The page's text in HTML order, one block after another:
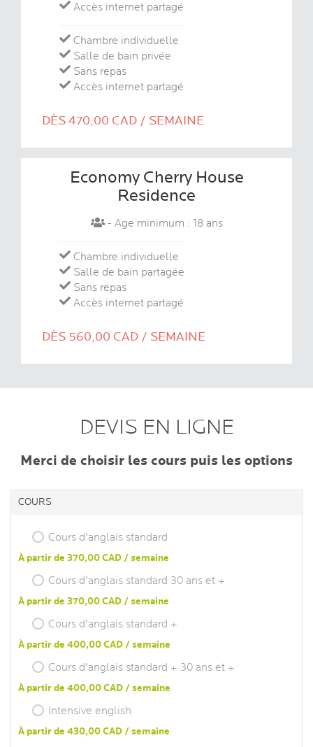
Accès internet partagé
Chambre individuelle
Salle de bain privée
Sans repas
Accès internet partagé
DÈS 470,00 CAD / SEMAINE
Economy Cherry House
Residence
- Age minimum : 18 ans
Chambre individuelle
Salle de bain partagée
Sans repas
Accès internet partagé
DÈS 560,00 CAD / SEMAINE
DEVIS EN LIGNE
Merci de choisir les cours puis les options
COURS
Cours d'anglais standard
À partir de 370,00 CAD / semaine
Cours d'anglais standard 30 ans et +
À partir de 370,00 CAD / semaine
Cours d'anglais standard +
À partir de 400,00 CAD / semaine
Cours d'anglais standard + 30 ans et +
À partir de 400,00 CAD / semaine
Intensive english
À partir de 430,00 CAD / semaine